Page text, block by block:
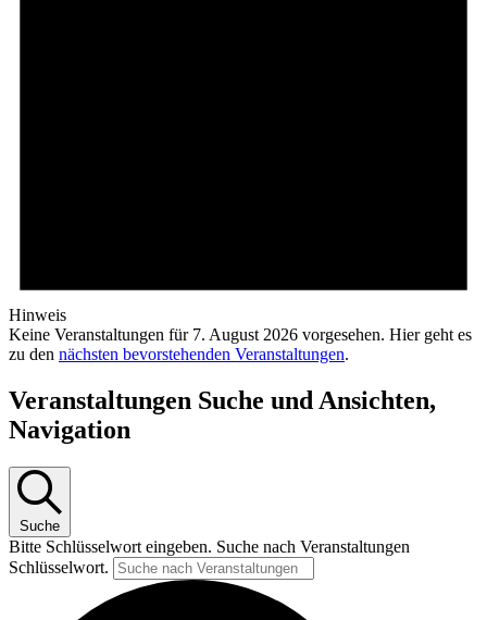
Hinweis
Keine Veranstaltungen für 7. August 2026 vorgesehen. Hier geht es
zu den nächsten bevorstehenden Veranstaltungen.
Veranstaltungen Suche und Ansichten,
Navigation
Suche
Bitte Schlüsselwort eingeben. Suche nach Veranstaltungen
Schlüsselwort.